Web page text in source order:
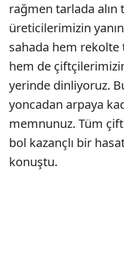
rağmen tarlada
üreticilerimizin
sahada hem rekolte
hem de
yerinde dinliyoruz.
yoncadan arpaya
memnunuz. Tüm
bol kazançlı bir
konuştu.